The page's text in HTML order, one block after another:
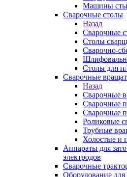
Машины
Сварочные столы
Назад
Сварочные
Столы
Сварочно-
Столы для
Сварочные
Назад
Сварочные
Сварочные
Сварочные
Роликовые
Трубные
Холостые и
Аппараты для
электродов
Сварочные
Оборудование для